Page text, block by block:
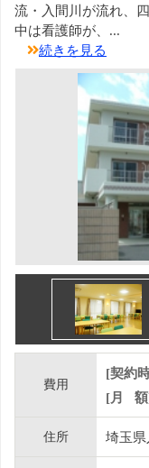
流・入間川が流れ、
中は看護師が、...
続きを見る
費用
[契約
[月
住所 埼玉県